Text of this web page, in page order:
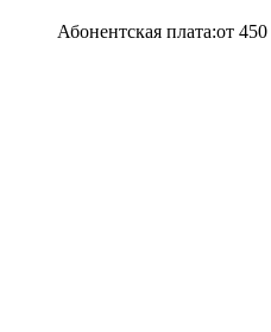
Абонентская плата:от 450